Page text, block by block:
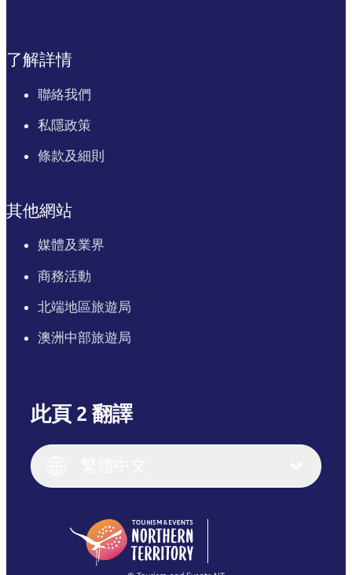
了解詳情
聯絡我們
私隱政策
條款及細則
其他網站
媒體及業界
商務活動
北端地區旅遊局
澳洲中部旅遊局
此頁 2 翻譯
English (US)
English
(Singapore)
Français
繁體中文